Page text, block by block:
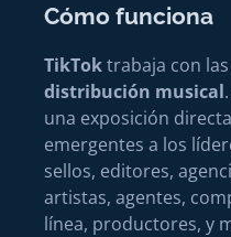
Cómo funciona
TikToktrabaja con
distribución musical
una exposición
emergentes a los
sellos, editores,
artistas, agentes,
línea, productores, y